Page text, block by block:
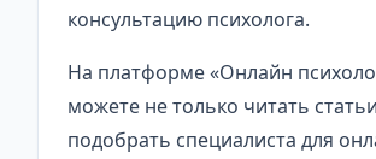
консультацию психолога.
На платформе «Онлайн
можете не только читать
подобрать специалиста для